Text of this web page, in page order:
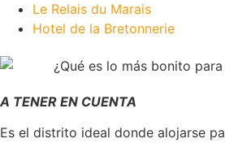
Le Relais du Marais
Hotel de la Bretonnerie
A TENER EN CUENTA
Es el distrito ideal donde alojarse